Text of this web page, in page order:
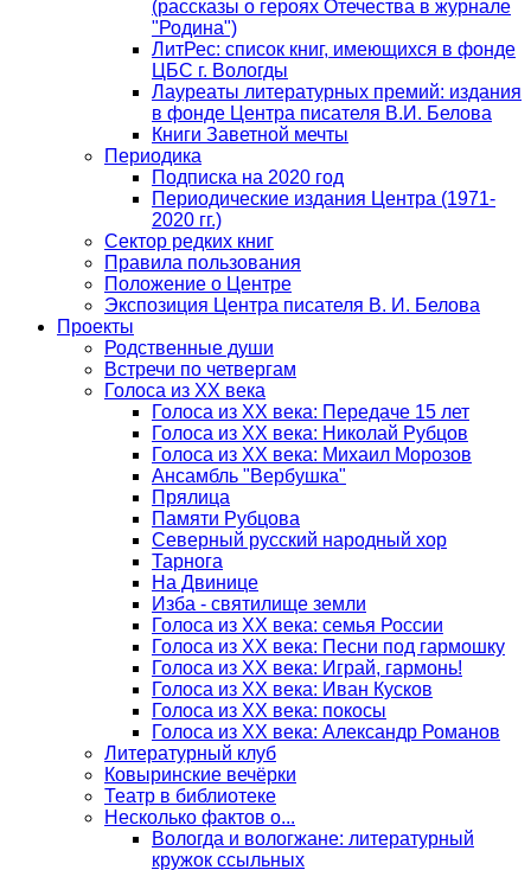
(рассказы о героях Отечества в журнале
"Родина")
ЛитРес: список книг, имеющихся в фонде
ЦБС г. Вологды
Лауреаты литературных премий: издания
в фонде Центра писателя В.И. Белова
Книги Заветной мечты
Периодика
Подписка на 2020 год
Периодические издания Центра (1971-
2020 гг.)
Сектор редких книг
Правила пользования
Положение о Центре
Экспозиция Центра писателя В. И. Белова
Проекты
Родственные души
Встречи по четвергам
Голоса из ХХ века
Голоса из ХХ века: Передаче 15 лет
Голоса из ХХ века: Николай Рубцов
Голоса из ХХ века: Михаил Морозов
Ансамбль "Вербушка"
Прялица
Памяти Рубцова
Северный русский народный хор
Тарнога
На Двинице
Изба - святилище земли
Голоса из ХХ века: семья России
Голоса из ХХ века: Песни под гармошку
Голоса из XX века: Играй, гармонь!
Голоса из ХХ века: Иван Кусков
Голоса из ХХ века: покосы
Голоса из ХХ века: Александр Романов
Литературный клуб
Ковыринские вечёрки
Театр в библиотеке
Несколько фактов о...
Вологда и вологжане: литературный
кружок ссыльных